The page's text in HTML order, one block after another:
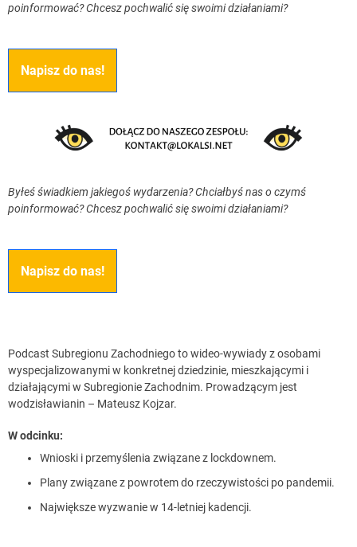
poinformować? Chcesz pochwalić się swoimi działaniami?
Napisz do nas!
Byłeś świadkiem jakiegoś wydarzenia? Chciałbyś nas o czymś
poinformować? Chcesz pochwalić się swoimi działaniami?
Napisz do nas!
Podcast Subregionu Zachodniego to wideo-wywiady z osobami
wyspecjalizowanymi w konkretnej dziedzinie, mieszkającymi i
działającymi w Subregionie Zachodnim. Prowadzącym jest
wodzisławianin – Mateusz Kojzar.
W odcinku:
Wnioski i przemyślenia związane z lockdownem.
Plany związane z powrotem do rzeczywistości po pandemii.
Największe wyzwanie w 14-letniej kadencji.